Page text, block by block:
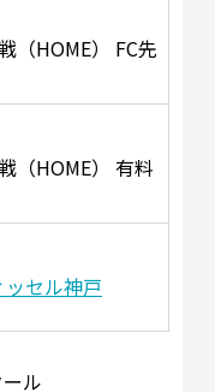
（HOME） FC先
（HOME） 有料
セル神戸
ル